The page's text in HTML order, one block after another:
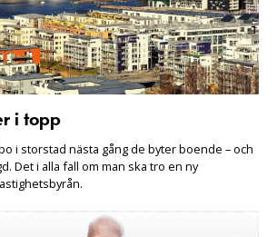
i topp
i storstad nästa gång de byter boende – och
Det i alla fall om man ska tro en ny